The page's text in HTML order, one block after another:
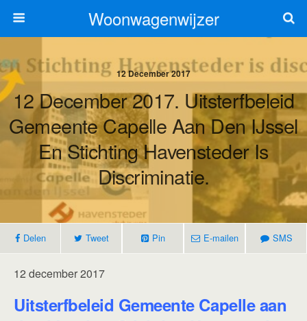
Woonwagenwijzer
12 December 2017
12 December 2017. Uitsterfbeleid
Gemeente Capelle Aan Den IJssel
En Stichting Havensteder Is
Discriminatie.
Delen Tweet Pin E-mailen SMS
12 december 2017
Uitsterfbeleid Gemeente Capelle aan